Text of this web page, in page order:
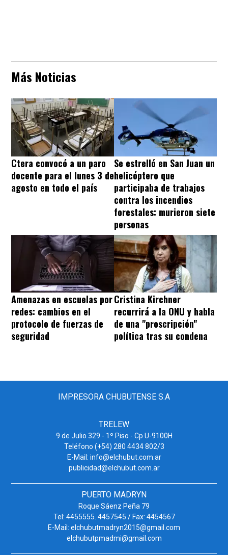
Más Noticias
Ctera convocó a un paro
docente para el lunes 3 de
agosto en todo el país
Se estrelló en San Juan un
helicóptero que
participaba de trabajos
contra los incendios
forestales: murieron siete
personas
Amenazas en escuelas por
redes: cambios en el
protocolo de fuerzas de
seguridad
Cristina Kirchner
recurrirá a la ONU y habla
de una "proscripción"
política tras su condena
IMPRESORA CHUBUTENSE S.A
TRELEW
9 de Julio 329 - 1º Piso - Cp U-9100H
Teléfono (+54) 280 4434 802/3
E-Mail: info@elchubut.com.ar
publicidad@elchubut.com.ar
PUERTO MADRYN
Roque Sáenz Peña 79
Tel: 4455555. 4457545 / Fax: 4454567
E-Mail: elchubutmadryn2015@gmail.com
elchubutpmadmi@gmail.com